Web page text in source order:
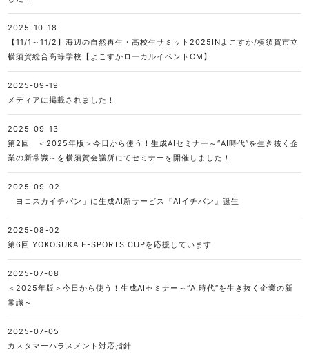
2025-10-18
【11/1～11/2】海辺の自然再生・高校生サミット2025INよこすか/横須賀市立
横須賀総合高等学校【よこすかローカルイベントCM】
2025-09-19
メディアに掲載されました！
2025-09-13
第2回 ＜2025年版＞今日から使う！生成AIセミナー～“AI時代”を生き抜く企
業の新常識～を横須賀会議所にてセミナーを開催しました！
2025-09-02
「ヨコスカイチバン」に生成AI新サービス『AIイチバン』誕生
2025-08-02
第6回 YOKOSUKA E-SPORTS CUPを応援しています
2025-07-08
＜2025年版＞今日から使う！生成AIセミナー～“AI時代”を生き抜く企業の新
常識～
2025-07-05
カスタマーハラスメント対応指針